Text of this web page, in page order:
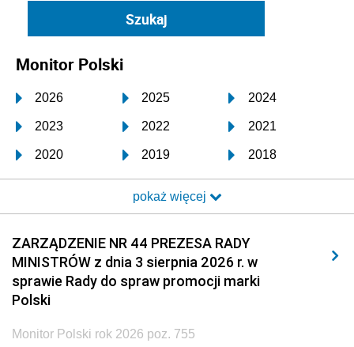
Monitor Polski
2026 2025 2024
2023 2022 2021
2020 2019 2018
2017 2016 2015
2014 2013 2012
2011 2010 2009
2008 2007 2006
2005
pokaż więcej
ZARZĄDZENIE NR 44 PREZESA RADY
MINISTRÓW z dnia 3 sierpnia 2026 r. w
sprawie Rady do spraw promocji marki
Polski
Monitor Polski rok 2026 poz. 755